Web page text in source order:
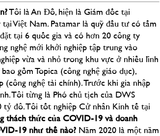
Tôi là An Đỗ, hiện là Giám đốc tại
Việt Nam. Patamar là quỹ đầu tư có tầm
tại 6 quốc gia và có hơn 20 công ty
nghệ mới khởi nghiệp tập trung vào
vừa và nhỏ trong khu vực ở nhiều lĩnh
gồm Topica (công nghệ giáo dục),
(công nghệ tài chính). Trước khi gia nhập
Tôi từng là Phó chủ tịch của DWS
tỷ đô. Tôi tốt nghiệp Cử nhân Kinh tế tại
thách thức của COVID-19 và doanh
19 như thế nào? Năm 2020 là một năm